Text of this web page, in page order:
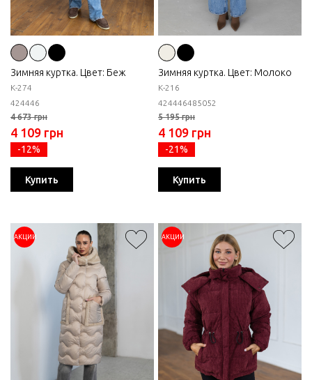
Зимняя куртка. Цвет: Беж
К-274
424446
4 673 грн
4 109 грн
-12%
Купить
Зимняя куртка. Цвет: Молоко
K-216
42444648 5052
5 195 грн
4 109 грн
-21%
Купить
АКЦИИ АКЦИИ